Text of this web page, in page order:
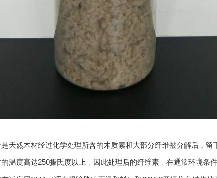
然木材经过化学处理所含的木质素和大部分纤维被分解后，留
温度高达250摄氏度以上，因此处理后的纤维素，在通常环境条